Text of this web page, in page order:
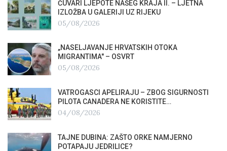
ČUVARI LJEPOTE NAŠEG KRAJA II. – LJETNA
IZLOŽBA U GALERIJI UZ RIJEKU
05/08/2026
„NASELJAVANJE HRVATSKIH OTOKA
MIGRANTIMA″ – OSVRT
05/08/2026
VATROGASCI APELIRAJU – ZBOG SIGURNOSTI
PILOTA CANADERA NE KORISTITE…
04/08/2026
TAJNE DUBINA: ZAŠTO ORKE NAMJERNO
POTAPAJU JEDRILICE?